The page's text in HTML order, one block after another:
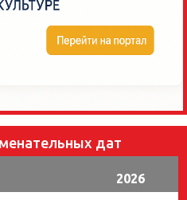
дат
2026